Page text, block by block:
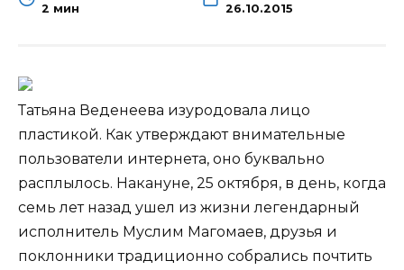
2 мин 26.10.2015
Татьяна Веденеева изуродовала лицо
пластикой. Как утверждают внимательные
пользователи интернета, оно буквально
расплылось. Накануне, 25 октября, в день, когда
семь лет назад ушел из жизни легендарный
исполнитель Муслим Магомаев, друзья и
поклонники традиционно собрались почтить